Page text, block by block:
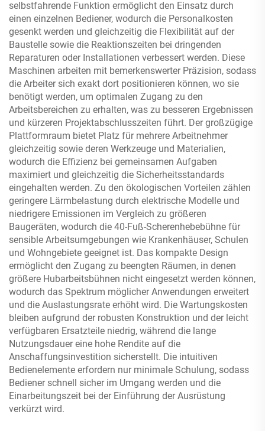
selbstfahrende Funktion ermöglicht den Einsatz durch
einen einzelnen Bediener, wodurch die Personalkosten
gesenkt werden und gleichzeitig die Flexibilität auf der
Baustelle sowie die Reaktionszeiten bei dringenden
Reparaturen oder Installationen verbessert werden. Diese
Maschinen arbeiten mit bemerkenswerter Präzision, sodass
die Arbeiter sich exakt dort positionieren können, wo sie
benötigt werden, um optimalen Zugang zu den
Arbeitsbereichen zu erhalten, was zu besseren Ergebnissen
und kürzeren Projektabschlusszeiten führt. Der großzügige
Plattformraum bietet Platz für mehrere Arbeitnehmer
gleichzeitig sowie deren Werkzeuge und Materialien,
wodurch die Effizienz bei gemeinsamen Aufgaben
maximiert und gleichzeitig die Sicherheitsstandards
eingehalten werden. Zu den ökologischen Vorteilen zählen
geringere Lärmbelastung durch elektrische Modelle und
niedrigere Emissionen im Vergleich zu größeren
Baugeräten, wodurch die 40-Fuß-Scherenhebebühne für
sensible Arbeitsumgebungen wie Krankenhäuser, Schulen
und Wohngebiete geeignet ist. Das kompakte Design
ermöglicht den Zugang zu beengten Räumen, in denen
größere Hubarbeitsbühnen nicht eingesetzt werden können,
wodurch das Spektrum möglicher Anwendungen erweitert
und die Auslastungsrate erhöht wird. Die Wartungskosten
bleiben aufgrund der robusten Konstruktion und der leicht
verfügbaren Ersatzteile niedrig, während die lange
Nutzungsdauer eine hohe Rendite auf die
Anschaffungsinvestition sicherstellt. Die intuitiven
Bedienelemente erfordern nur minimale Schulung, sodass
Bediener schnell sicher im Umgang werden und die
Einarbeitungszeit bei der Einführung der Ausrüstung
verkürzt wird.